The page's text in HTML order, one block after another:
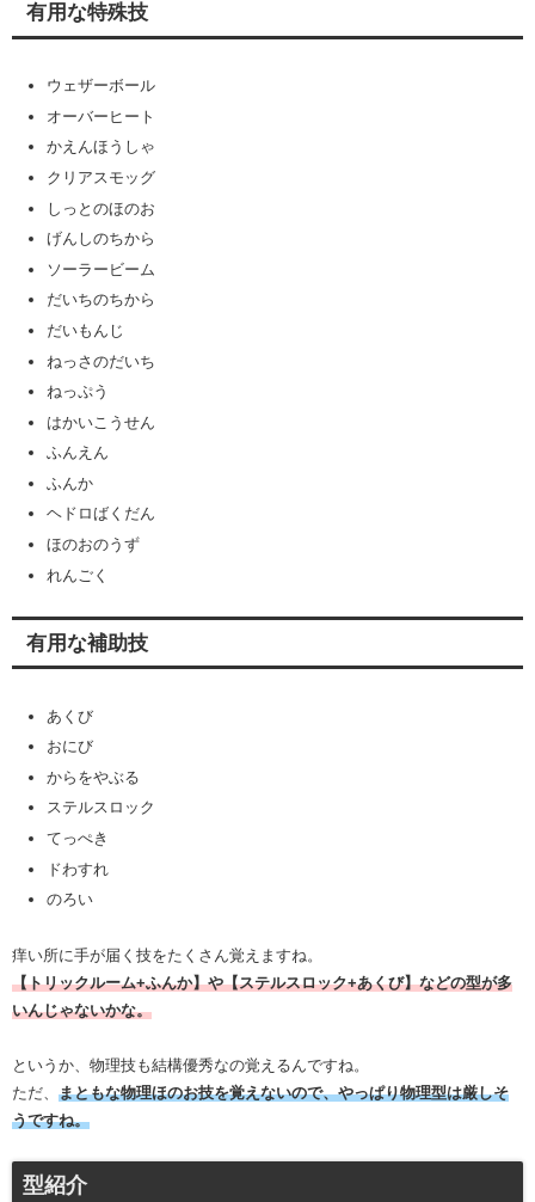
有用な特殊技
ウェザーボール
オーバーヒート
かえんほうしゃ
クリアスモッグ
しっとのほのお
げんしのちから
ソーラービーム
だいちのちから
だいもんじ
ねっさのだいち
ねっぷう
はかいこうせん
ふんえん
ふんか
ヘドロばくだん
ほのおのうず
れんごく
有用な補助技
あくび
おにび
からをやぶる
ステルスロック
てっぺき
ドわすれ
のろい
痒い所に手が届く技をたくさん覚えますね。
【トリックルーム+ふんか】や【ステルスロック+あくび】などの型が多
いんじゃないかな。
というか、物理技も結構優秀なの覚えるんですね。
ただ、 まともな物理ほのお技を覚えないので、やっぱり物理型は厳しそ
うですね。
型紹介